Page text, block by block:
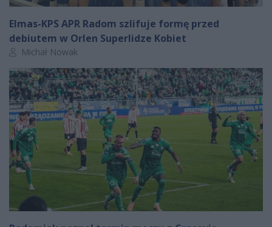
Elmas-KPS APR Radom szlifuje formę przed
debiutem w Orlen Superlidze Kobiet
Autor artykułu:
Michał Nowak